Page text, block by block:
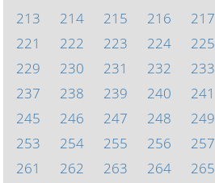
213
214 215 216 217
221
222 223 224 225
229
230 231 232 233
237
238 239 240 241
245
246 247 248 249
253
254 255 256 257
261
262 263 264 265